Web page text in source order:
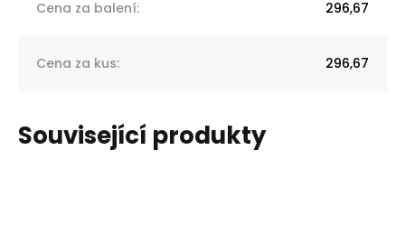
Cena za balení: 296,67
Cena za kus: 296,67
Související produkty